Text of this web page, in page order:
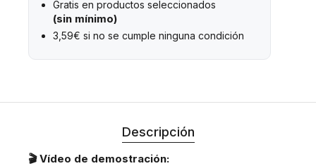
Gratis en productos seleccionados
(sin mínimo)
3,59€ si no se cumple ninguna condición
Descripción
🎬 Vídeo de demostración: